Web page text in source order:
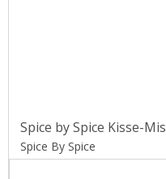
Spice by Spice Kisse-
Spice By Spice